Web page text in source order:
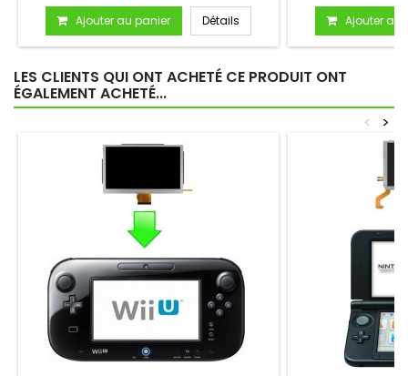
Ajouter au panier Détails Ajouter au
LES CLIENTS QUI ONT ACHETÉ CE PRODUIT ONT
ÉGALEMENT ACHETÉ...
>
<